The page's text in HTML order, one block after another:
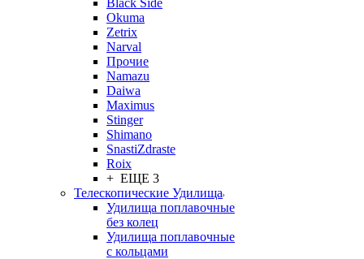
Black Side
Okuma
Zetrix
Narval
Прочие
Namazu
Daiwa
Maximus
Stinger
Shimano
SnastiZdraste
Roix
+ ЕЩЕ 3
Телескопические Удилища
Удилища поплавочные
без колец
Удилища поплавочные
с кольцами